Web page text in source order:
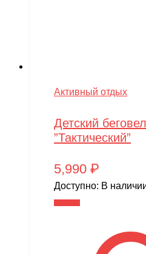
Активный отдых
Детский
”Тактический”
5,990 ₽
Доступно: В